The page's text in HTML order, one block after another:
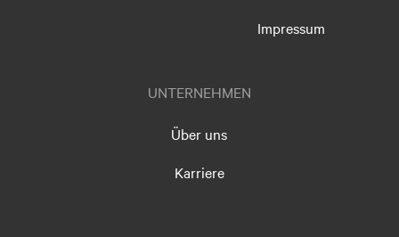
Impressum
UNTERNEHMEN
Über uns
Karriere